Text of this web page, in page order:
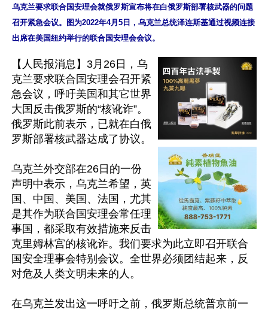
乌克兰要求联合国安理会就俄罗斯宣布将在白俄罗斯部署核武器的问题
召开紧急会议。图为2022年4月5日，乌克兰总统泽连斯基通过视频连接
【人民报消息】3月26日，乌
克兰要求联合国安理会召开紧
急会议，呼吁美国和其它世界
大国反击俄罗斯的“核讹诈”。
俄罗斯此前表示，已就在白俄
罗斯部署核武器达成了协议。
乌克兰外交部在26日的一份
声明中表示，乌克兰希望，英
国、中国、美国、法国，尤其
是其作为联合国安理会常任理
事国，都采取有效措施来反击
克里姆林宫的核讹诈。我们要求为此立即召开联合
国安全理事会特别会议。全世界必须团结起来，反
对危及人类文明未来的人。
在乌克兰发出这一呼吁之前，俄罗斯总统普京前一